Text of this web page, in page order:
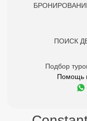
6.2
Timur